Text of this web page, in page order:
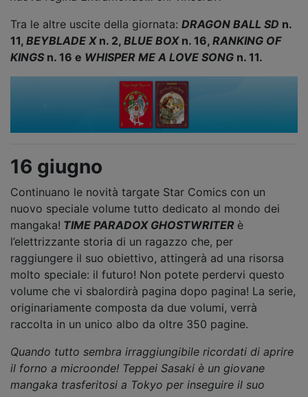
Tra le altre uscite della giornata: DRAGON BALL SD n.
11, BEYBLADE Xn. 2, BLUE BOXn. 16, RANKING OF
KINGS n. 16 e WHISPER ME A LOVE SONG n. 11.
16 giugno
Continuano le novità targate Star Comics con un
nuovo speciale volume tutto dedicato al mondo dei
mangaka! TIME PARADOX GHOSTWRITER è
l’elettrizzante storia di un ragazzo che, per
raggiungere il suo obiettivo, attingerà ad una risorsa
molto speciale: il futuro! Non potete perdervi questo
volume che vi sbalordirà pagina dopo pagina! La serie,
originariamente composta da due volumi, verrà
raccolta in un unico albo da oltre 350 pagine.
Quando tutto sembra irraggiungibile ricordati di aprire
il forno a microonde! Teppei Sasaki è un giovane
mangaka trasferitosi a Tokyo per inseguire il suo